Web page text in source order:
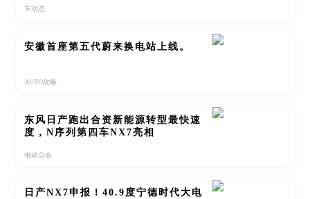
车动态
安徽首座第五代蔚来换电站上线。
AUTO攻略
东风日产跑出合资新能源转型最快速
度，N序列第四车NX7亮相
电动公会
日产NX7申报！40.9度宁德时代大电